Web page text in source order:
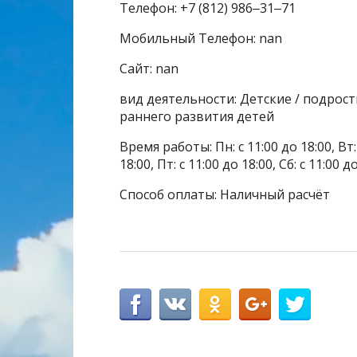
Телефон: +7 (812) 986‒31‒71
Мобильный Телефон: nan
Сайт: nan
вид деятельности: Детские /
раннего развития детей
Время работы: Пн: с 11:00 до 18:00,
18:00, Пт: с 11:00 до 18:00, Сб: с 11:00
Способ оплаты: Наличный расчёт